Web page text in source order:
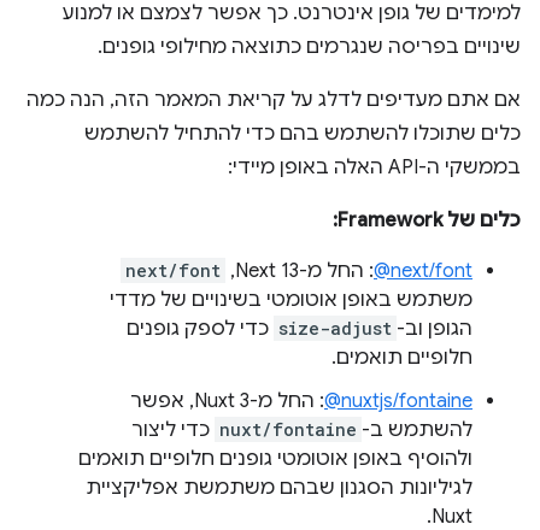
למימדים של גופן אינטרנט. כך אפשר לצמצם או למנוע
שינויים בפריסה שנגרמים כתוצאה מחילופי גופנים.
אם אתם מעדיפים לדלג על קריאת המאמר הזה, הנה כמה
כלים שתוכלו להשתמש בהם כדי להתחיל להשתמש
בממשקי ה-API האלה באופן מיידי:
כלים של Framework:
‎@next/font: החל מ-Next 13, next/font
משתמש באופן אוטומטי בשינויים של מדדי
הגופן וב- size-adjust כדי לספק גופנים
חלופיים תואמים.
‎@nuxtjs/fontaine
: החל מ-Nuxt 3, אפשר
להשתמש ב- nuxt/fontaine כדי ליצור
ולהוסיף באופן אוטומטי גופנים חלופיים תואמים
לגיליונות הסגנון שבהם משתמשת אפליקציית
Nuxt.